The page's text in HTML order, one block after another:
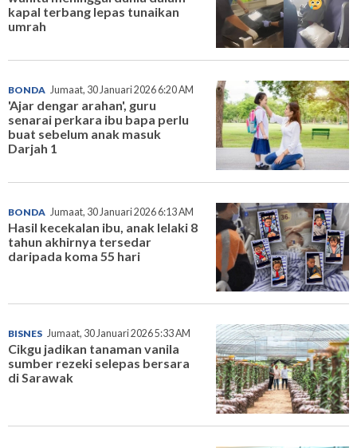
kapal terbang lepas tunaikan
umrah
BONDA Jumaat, 30 Januari 2026 6:20 AM
'Ajar dengar arahan', guru
senarai perkara ibu bapa perlu
buat sebelum anak masuk
Darjah 1
BONDA Jumaat, 30 Januari 2026 6:13 AM
Hasil kecekalan ibu, anak lelaki 8
tahun akhirnya tersedar
daripada koma 55 hari
BISNES Jumaat, 30 Januari 2026 5:33 AM
Cikgu jadikan tanaman vanila
sumber rezeki selepas bersara
di Sarawak